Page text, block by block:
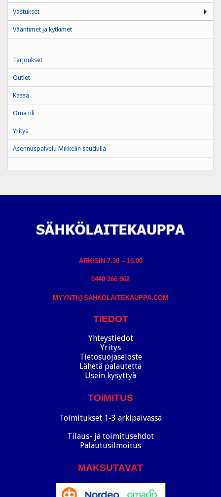
Vastukset
Vääntimet ja kytkimet
Tarjoukset
Outlet
Kassa
Oma tili
Yritys
Asennuspalvelu Mikkelin seudulla
ARKISIN 7.30 – 16.00
0440 366 962
MYYNTI@SAHKOLAITEKAUPPA.COM
TIEDOT
Yhteystiedot
Yritys
Tietosuojaseloste
Lähetä palautetta
Usein kysyttyä
TOIMITUS
Toimitukset 1-3 arkipäivässä
Tilaus- ja toimitusehdot
Palautusilmoitus
MAKSUTAVAT